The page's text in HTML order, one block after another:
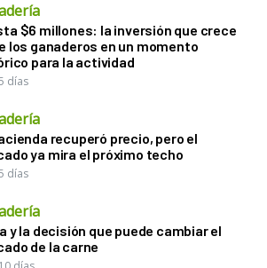
$6 millones: la inversión que crece
los ganaderos en un momento
para la actividad
días
recuperó precio, pero el
ya mira el próximo techo
días
y la decisión que puede cambiar el
de la carne